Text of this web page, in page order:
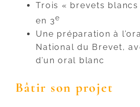
Trois « brevets blancs
en 3e
Une préparation à
National du Brevet,
d’un oral blanc
Bâtir son projet